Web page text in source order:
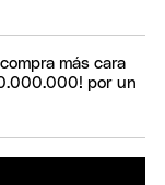
más cara
por un